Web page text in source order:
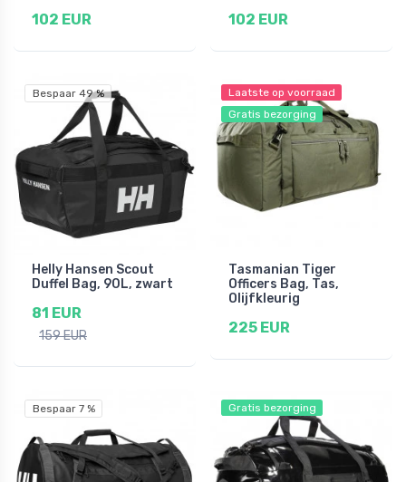
102 EUR 102 EUR
Bespaar 49 %
Helly Hansen Scout
Duffel Bag, 90L, zwart
81 EUR
159 EUR
Laatste op voorraad
Gratis bezorging
Tasmanian Tiger
Officers Bag, Tas,
Olijfkleurig
225 EUR
Bespaar 7 % Gratis bezorging